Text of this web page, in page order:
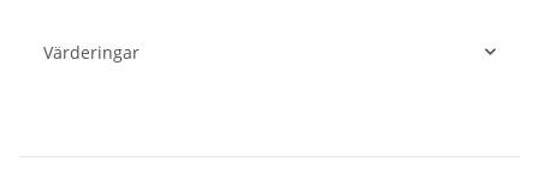
Värderingar